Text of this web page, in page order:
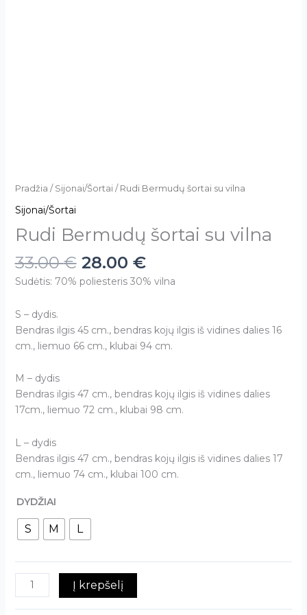
Pradžia / Sijonai/Šortai/ Rudi Bermudų šortai su vilna
Sijonai/Šortai
Rudi Bermudų šortai su vilna
33.00€ 28.00 €
Sudėtis: 70% poliesteris 30% vilna
S – dydis.
Bendras ilgis 45 cm., bendras kojų ilgis iš vidines dalies 16
cm., liemuo 66 cm., klubai 94 cm.
M – dydis
Bendras ilgis 47 cm., bendras kojų ilgis iš vidines dalies
17cm., liemuo 72 cm., klubai 98 cm.
L – dydis
Bendras ilgis 47 cm., bendras kojų ilgis iš vidines dalies 17
cm., liemuo 74 cm., klubai 100 cm.
DYDŽIAI
S M L
Į krepšelį